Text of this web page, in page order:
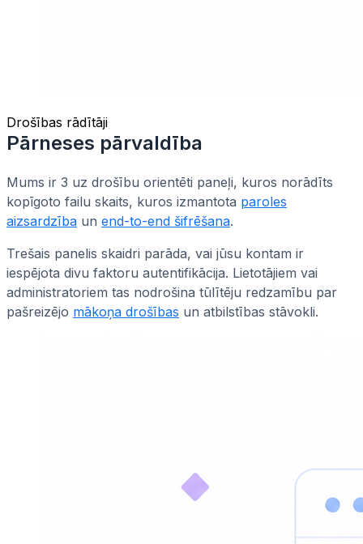
Drošības rādītāji
Pārneses pārvaldība
Mums ir 3 uz drošību orientēti paneļi, kuros norādīts
kopīgoto failu skaits, kuros izmantota paroles
aizsardzība un end-to-end šifrēšana.
Trešais panelis skaidri parāda, vai jūsu kontam ir
iespējota divu faktoru autentifikācija. Lietotājiem vai
administratoriem tas nodrošina tūlītēju redzamību par
pašreizējo mākoņa drošības un atbilstības stāvokli.